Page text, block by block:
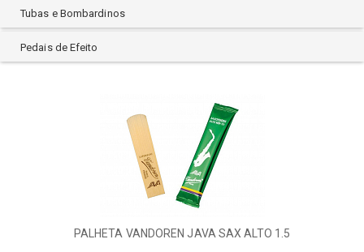
PLASTICOVER
RICO ROYAL
ROCKBAG
Tubas e Bombardinos
Pedais de Efeito
PALHETA VANDOREN JAVA SAX ALTO 1.5